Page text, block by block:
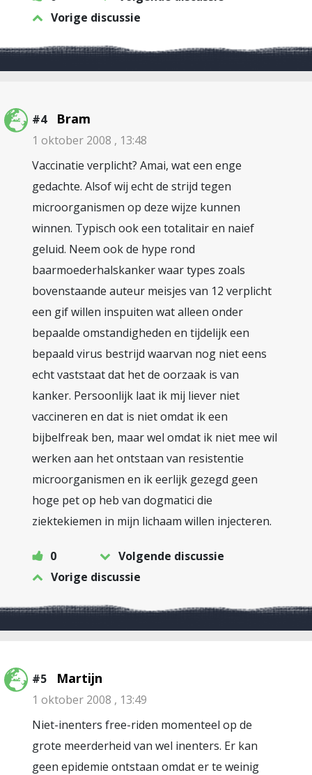
Vorige discussie
#4 Bram
1 oktober 2008 , 13:48
Vaccinatie verplicht? Amai, wat een enge
gedachte. Alsof wij echt de strijd tegen
microorganismen op deze wijze kunnen
winnen. Typisch ook een totalitair en naief
geluid. Neem ook de hype rond
baarmoederhalskanker waar types zoals
bovenstaande auteur meisjes van 12 verplicht
een gif willen inspuiten wat alleen onder
bepaalde omstandigheden en tijdelijk een
bepaald virus bestrijd waarvan nog niet eens
echt vaststaat dat het de oorzaak is van
kanker. Persoonlijk laat ik mij liever niet
vaccineren en dat is niet omdat ik een
bijbelfreak ben, maar wel omdat ik niet mee wil
werken aan het ontstaan van resistentie
microorganismen en ik eerlijk gezegd geen
hoge pet op heb van dogmatici die
ziektekiemen in mijn lichaam willen injecteren.
0
Volgende discussie
Vorige discussie
#5 Martijn
1 oktober 2008 , 13:49
Niet-inenters free-riden momenteel op de
grote meerderheid van wel inenters. Er kan
geen epidemie ontstaan omdat er te weinig